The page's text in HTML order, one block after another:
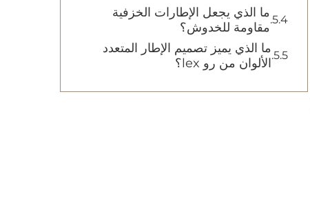
ما الذي يجعل الإطارات الخزفية
مقاومة للخدوش؟
ما الذي يميز تصميم الإطار المتعدد
الألوان من رو lex؟